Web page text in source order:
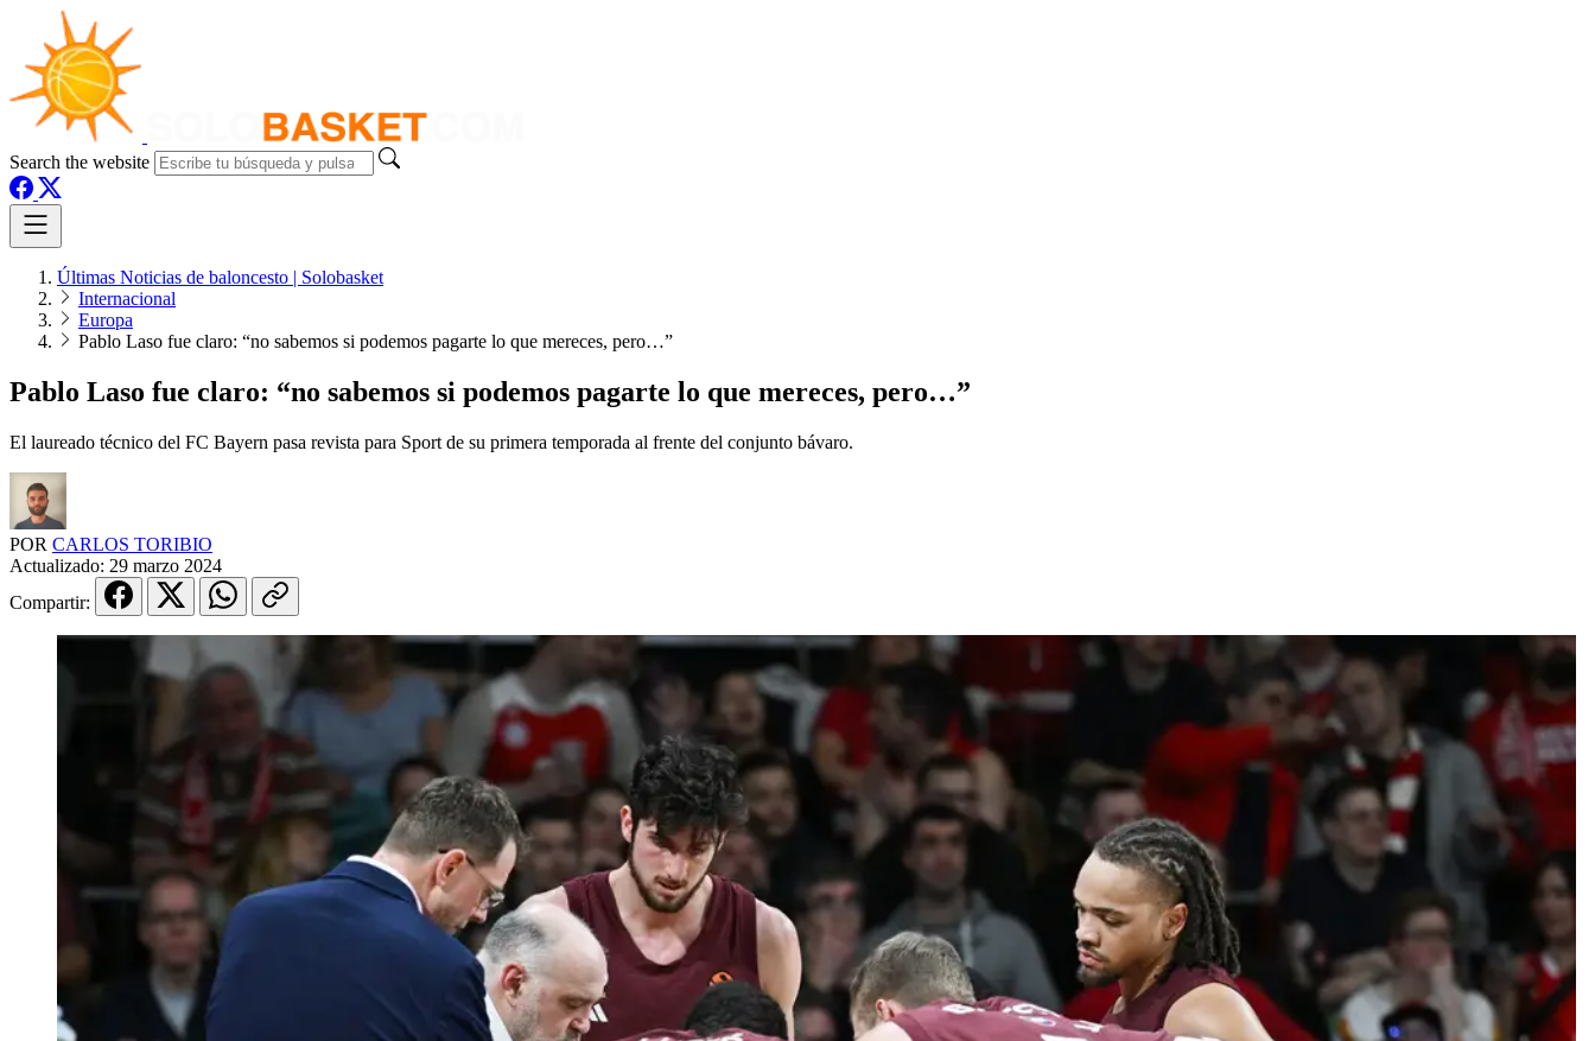
Search the website
Últimas Noticias de baloncesto | Solobasket
Internacional
Europa
Pablo Laso fue claro: “no sabemos si podemos pagarte lo que mereces, pero…”
Pablo Laso fue claro: “no sabemos si podemos pagarte lo que mereces, pero…”
El laureado técnico del FC Bayern pasa revista para Sport de su primera temporada al frente del conjunto bávaro.
POR CARLOS TORIBIO
Actualizado: 29 marzo 2024
Compartir: